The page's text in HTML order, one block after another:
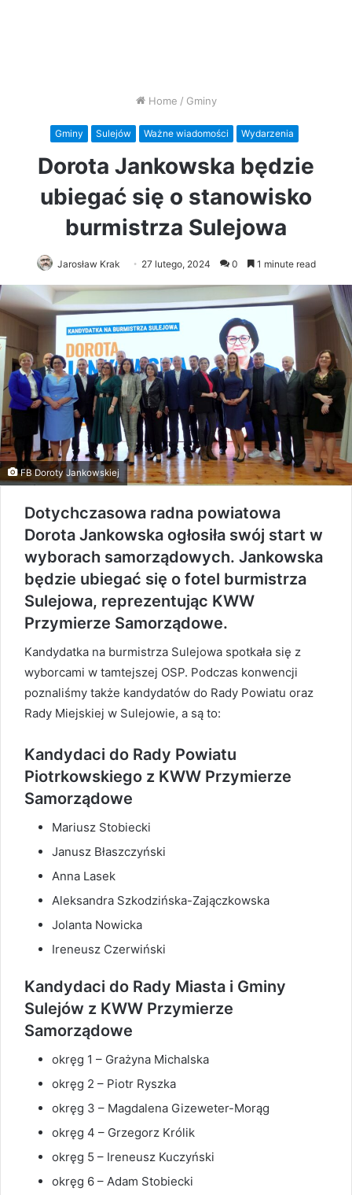
Home / Gminy
Gminy Sulejów Ważne wiadomości Wydarzenia
Dorota Jankowska będzie
ubiegać się o stanowisko
burmistrza Sulejowa
Jarosław Krak 27 lutego, 2024 0 1 minute read
FB Doroty Jankowskiej
Dotychczasowa radna powiatowa
Dorota Jankowska ogłosiła swój start w
wyborach samorządowych. Jankowska
będzie ubiegać się o fotel burmistrza
Sulejowa, reprezentując KWW
Przymierze Samorządowe.
Kandydatka na burmistrza Sulejowa spotkała się z
wyborcami w tamtejszej OSP. Podczas konwencji
poznaliśmy także kandydatów do Rady Powiatu oraz
Rady Miejskiej w Sulejowie, a są to:
Kandydaci do Rady Powiatu
Piotrkowskiego z KWW Przymierze
Samorządowe
Mariusz Stobiecki
Janusz Błaszczyński
Anna Lasek
Aleksandra Szkodzińska-Zajączkowska
Jolanta Nowicka
Ireneusz Czerwiński
Kandydaci do Rady Miasta i Gminy
Sulejów z KWW Przymierze
Samorządowe
okręg 1 – Grażyna Michalska
okręg 2 – Piotr Ryszka
okręg 3 – Magdalena Gizeweter-Morąg
okręg 4 – Grzegorz Królik
okręg 5 – Ireneusz Kuczyński
okręg 6 – Adam Stobiecki